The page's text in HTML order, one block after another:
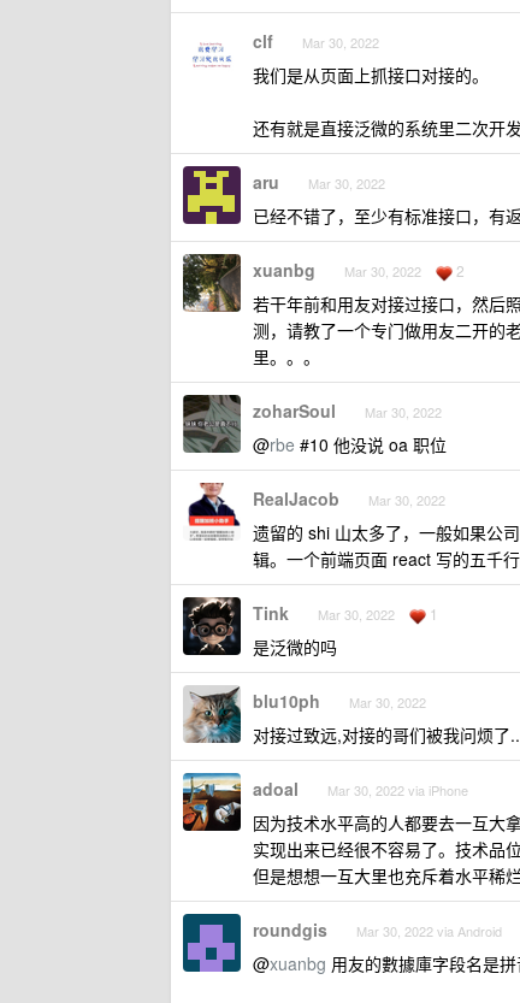
clf Mar 30, 2022
我们是从页面上抓接口对接的。
还有就是直接泛微的系统里二次开
aru Mar 30, 2022
已经不错了，至少有标准接口，有
xuanbg Mar 30, 2022 2
若干年前和用友对接过接口，然后
测，请教了一个专门做用友二开的
里。。。
zoharSoul Mar 30, 2022
@rbe #10 他没说 oa 职位
RealJacob Mar 30, 2022
遗留的 shi 山太多了，一般如果公
辑。一个前端页面 react 写的五千
Tink Mar 30, 2022 1
是泛微的吗
blu10ph Mar 30, 2022
对接过致远,对接的哥们被我问烦了
adoal Mar 30, 2022 via iPhone
因为技术水平高的人都要去一互大
实现出来已经很不容易了。技术品
但是想想一互大里也充斥着水平稀
roundgis Mar 30, 2022 via Android
@xuanbg 用友的數據庫字段名是